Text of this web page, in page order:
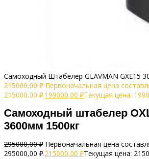
Самоходный Штабелер GLAVMAN GXE15
215000,00₽ Первоначальная цена
215000,00 ₽.199000,00 ₽Текущая цена:
Самоходный штабелер
3600мм 1500кг
295000,00₽ Первоначальная цена
295000,00 ₽.215000,00 ₽Текущая цена: